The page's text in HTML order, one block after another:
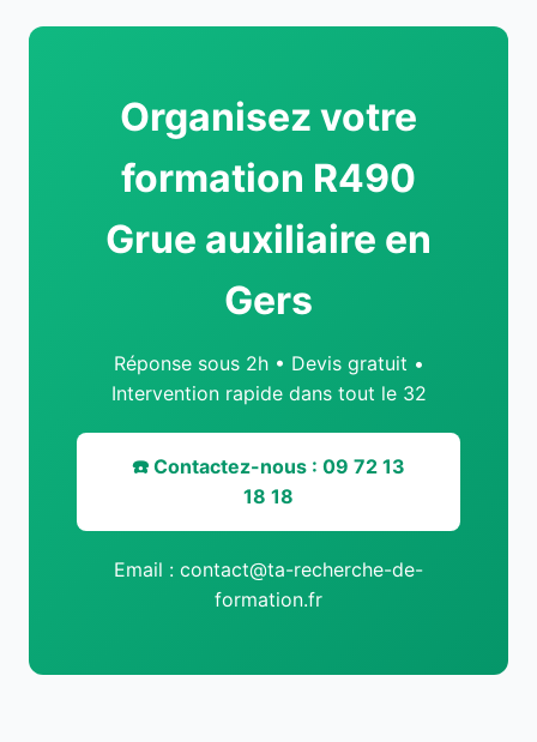
Organisez votre
formation R490
Grue auxiliaire en
Gers
Réponse sous 2h • Devis gratuit •
Intervention rapide dans tout le 32
☎️ Contactez-nous : 09 72 13
18 18
Email : contact@ta-recherche-de-
formation.fr